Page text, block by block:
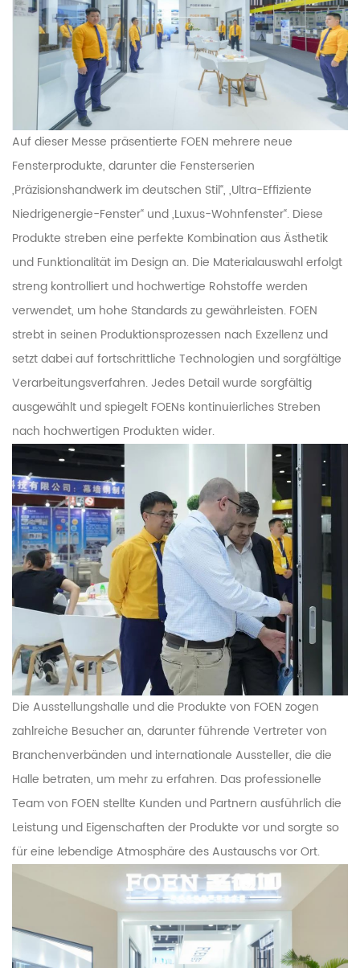
Auf dieser Messe präsentierte FOEN mehrere neue
Fensterprodukte, darunter die Fensterserien
„Präzisionshandwerk im deutschen Stil“, „Ultra-Effiziente
Niedrigenergie-Fenster“ und „Luxus-Wohnfenster“. Diese
Produkte streben eine perfekte Kombination aus Ästhetik
und Funktionalität im Design an. Die Materialauswahl erfolgt
streng kontrolliert und hochwertige Rohstoffe werden
verwendet, um hohe Standards zu gewährleisten. FOEN
strebt in seinen Produktionsprozessen nach Exzellenz und
setzt dabei auf fortschrittliche Technologien und sorgfältige
Verarbeitungsverfahren. Jedes Detail wurde sorgfältig
ausgewählt und spiegelt FOENs kontinuierliches Streben
nach hochwertigen Produkten wider.
Die Ausstellungshalle und die Produkte von FOEN zogen
zahlreiche Besucher an, darunter führende Vertreter von
Branchenverbänden und internationale Aussteller, die die
Halle betraten, um mehr zu erfahren. Das professionelle
Team von FOEN stellte Kunden und Partnern ausführlich die
Leistung und Eigenschaften der Produkte vor und sorgte so
für eine lebendige Atmosphäre des Austauschs vor Ort.